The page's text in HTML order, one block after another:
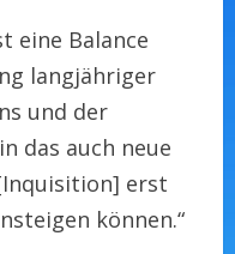
eine Balance
langjähriger
und der
das auch neue
erst
können.“